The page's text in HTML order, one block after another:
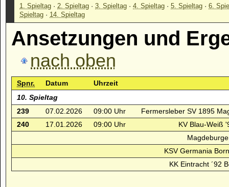
1. Spieltag · 2. Spieltag · 3. Spieltag · 4. Spieltag · 5. Spieltag · 6.
Spieltag · 14. Spieltag
Ansetzungen und
nach oben
Spnr. Datum
Uhrzeit
10. Spieltag
239
07.02.2026 09:00 Uhr
Fermersleber SV 1895
240
17.01.2026 09:00 Uhr
KV Blau-Weiß
KSV Germania
KK Eintracht ´92